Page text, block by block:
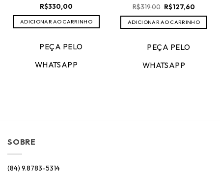
R$330,00
ADICIONAR AO CARRINHO
PEÇA PELO
WHATSAPP
R$319,00 O
preço
original
era:
R$319,00.
R$127,60
atual
é:
ADICIONAR AO CARRINHO
PEÇA PELO
WHATSAPP
SOBRE
(84) 9.8783-5314